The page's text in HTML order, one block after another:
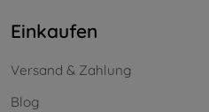
Einkaufen
Versand & Zahlung
Blog